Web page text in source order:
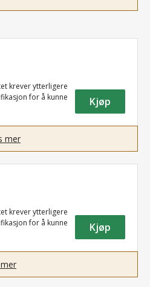
krever ytterligere
for å kunne
Kjøp
mer
krever ytterligere
for å kunne
Kjøp